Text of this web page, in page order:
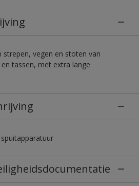
strepen, vegen en stoten van
tassen, met extra lange